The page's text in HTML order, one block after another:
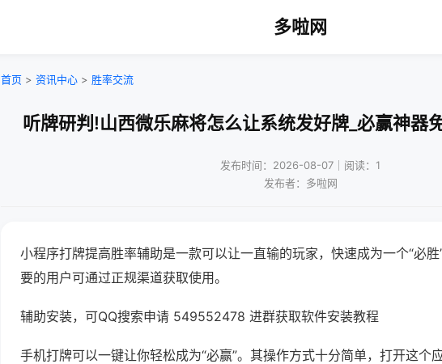
多啦网
首页 > 资讯中心 > 胜率交流
听牌研判!山西微乐麻将怎么让系统发好牌_必赢神器
发布时间：2026-08-07｜阅读：1
发布者：多啦网
小程序打牌提高胜率辅助是一款可以让一直输的玩家，快速成为一个“必
要的用户可通过正规渠道获取使用。
辅助安装，可QQ搜索申请 549552478 进群获取软件安装教程
手机打牌可以一键让你轻松成为“必赢”。其操作方式十分简单，打开这个